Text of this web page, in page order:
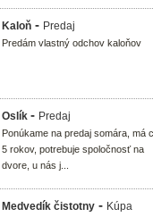
Kaloň - Predaj
Predám vlastný odchov kaloňov
Oslík - Predaj
Ponúkame na predaj somára, má
5 rokov, potrebuje spoločnosť na
dvore, u nás j...
Medvedík čistotny - Kúpa